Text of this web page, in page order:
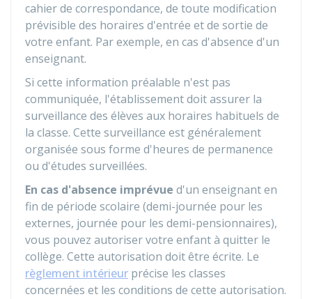
cahier de correspondance, de toute modification
prévisible des horaires d'entrée et de sortie de
votre enfant. Par exemple, en cas d'absence d'un
enseignant.
Si cette information préalable n'est pas
communiquée, l'établissement doit assurer la
surveillance des élèves aux horaires habituels de
la classe. Cette surveillance est généralement
organisée sous forme d'heures de permanence
ou d'études surveillées.
En cas d'absence imprévue d'un enseignant en
fin de période scolaire (demi-journée pour les
externes, journée pour les demi-pensionnaires),
vous pouvez autoriser votre enfant à quitter le
collège. Cette autorisation doit être écrite. Le
règlement intérieur précise les classes
concernées et les conditions de cette autorisation.